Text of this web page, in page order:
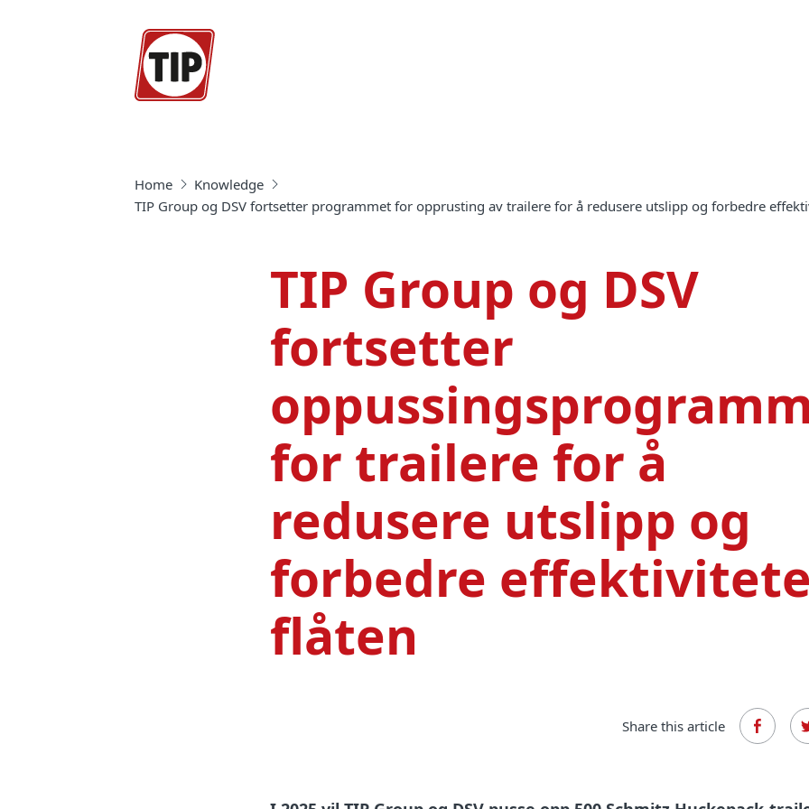
Home
Knowledge
TIP Group og DSV fortsetter programmet for opprusting av trailere for å redusere utslipp og forbedre
TIP Group og DSV
fortsetter
for trailere for å
redusere utslipp og
forbedre
flåten
Share this article